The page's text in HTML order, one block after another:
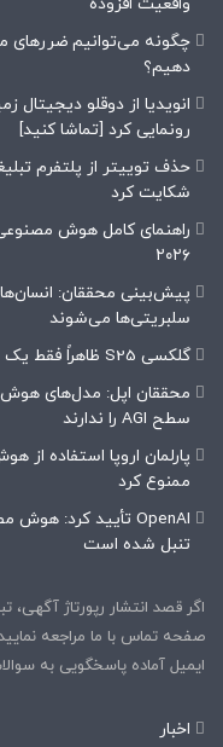
چگونه می‌توانیم
دهیم؟
رونمایی کرد [تماشا کنید]
حذف توییتر از پلتفرم
شکایت کرد
راهنمای کامل هوش
۲۰۲۶
پیش‌بینی محققان:
سلبریتی‌ها می‌شوند
گلکسی S25 ظاهراً فقط یک سال هوش مصنوعی رایگان ارائه می‌کند
محققان اپل: مدل‌های هوش
سطح AGI را ندارند
پارلمان اروپا استفاده
ممنوع کرد
تنبل شده است
اگر قصد انتشار رپورتاژ آگهی،
صفحه تماس با ما مراجعه
ایمیل آماده پاسخگویی به
اخبار